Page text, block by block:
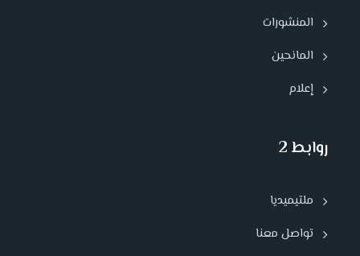
المنشورات
المانحين
إعلام
روابط 2
ملتيميديا
تواصل معنا